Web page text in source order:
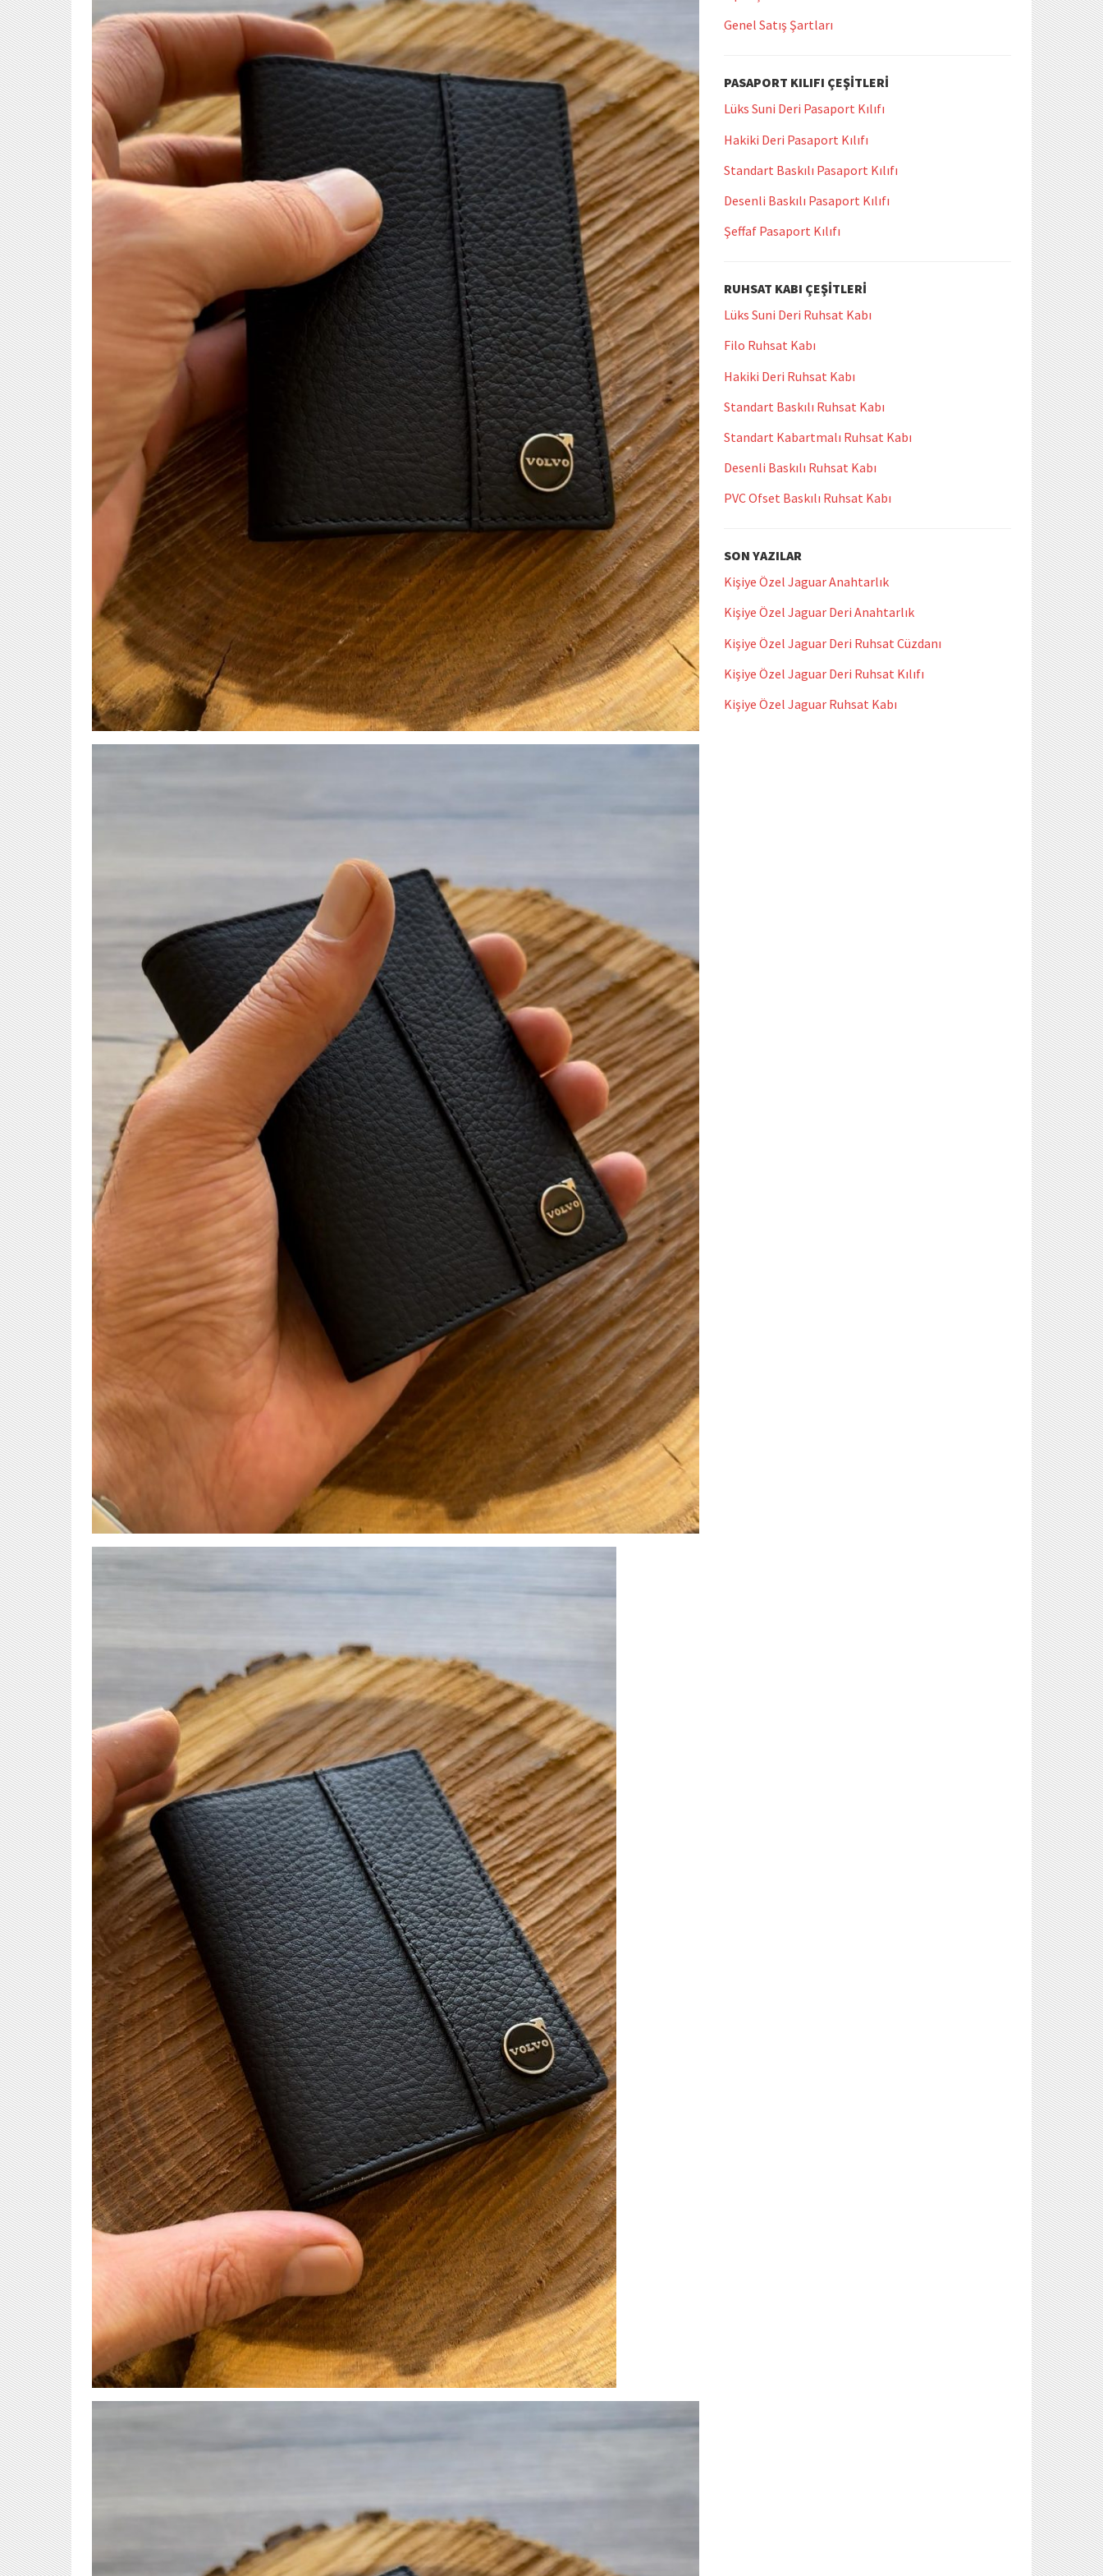
Genel Satış Şartları
PASAPORT KILIFI ÇEŞITLERI
Lüks Suni Deri Pasaport Kılıfı
Hakiki Deri Pasaport Kılıfı
Standart Baskılı Pasaport Kılıfı
Desenli Baskılı Pasaport Kılıfı
Şeffaf Pasaport Kılıfı
RUHSAT KABI ÇEŞITLERI
Lüks Suni Deri Ruhsat Kabı
Filo Ruhsat Kabı
Hakiki Deri Ruhsat Kabı
Standart Baskılı Ruhsat Kabı
Standart Kabartmalı Ruhsat Kabı
Desenli Baskılı Ruhsat Kabı
PVC Ofset Baskılı Ruhsat Kabı
SON YAZILAR
Kişiye Özel Jaguar Anahtarlık
Kişiye Özel Jaguar Deri Anahtarlık
Kişiye Özel Jaguar Deri Ruhsat Cüzdanı
Kişiye Özel Jaguar Deri Ruhsat Kılıfı
Kişiye Özel Jaguar Ruhsat Kabı